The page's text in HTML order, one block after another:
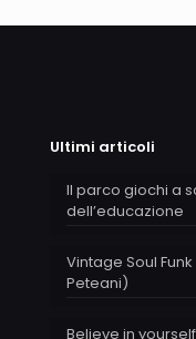
Ultimi articoli
Il parco giochi a
dell’educazione
Vintage Soul
Peteani)
Believe in